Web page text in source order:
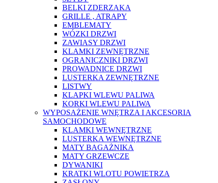
BELKI ZDERZAKA
GRILLE , ATRAPY
EMBLEMATY
WÓZKI DRZWI
ZAWIASY DRZWI
KLAMKI ZEWNĘTRZNE
OGRANICZNIKI DRZWI
PROWADNICE DRZWI
LUSTERKA ZEWNĘTRZNE
LISTWY
KLAPKI WLEWU PALIWA
KORKI WLEWU PALIWA
WYPOSAŻENIE WNĘTRZA I AKCESORIA
SAMOCHODOWE
KLAMKI WEWNĘTRZNE
LUSTERKA WEWNĘTRZNE
MATY BAGAŻNIKA
MATY GRZEWCZE
DYWANIKI
KRATKI WLOTU POWIETRZA